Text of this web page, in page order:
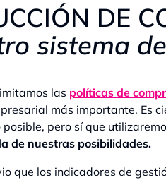
DE
sistema
las políticas de
más importante. Es
pero sí que
de nuestras posibilidades.
que los indicadores de